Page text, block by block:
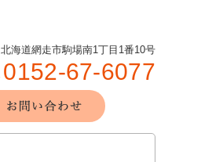
北海道網走市駒場南1丁目1番10号
0152-67-6077